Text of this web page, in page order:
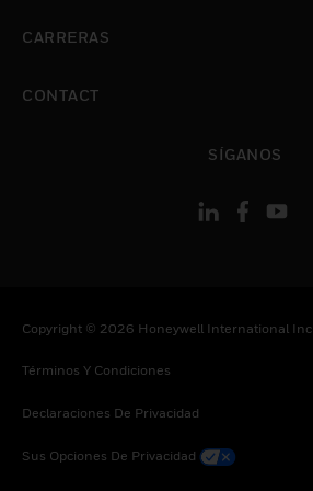
CARRERAS
CONTACT
SÍGANOS
Copyright © 2026 Honeywell International Inc
Términos Y Condiciones
Declaraciones De Privacidad
Sus Opciones De Privacidad